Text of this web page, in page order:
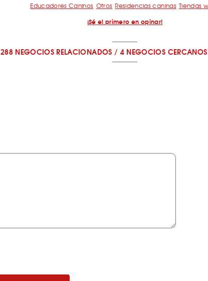
Educadores Caninos Otros Residencias caninas Tiendas
¡Sé el primero en opinar!
288 NEGOCIOS RELACIONADOS / 4 NEGOCIOS CERCANOS